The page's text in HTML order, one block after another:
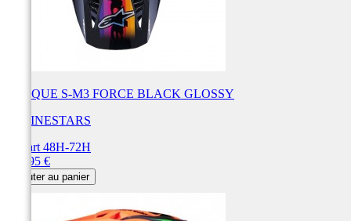
CASQUE S-M3 FORCE BLACK GLOSSY
ALPINESTARS
Départ 48H-72H
249,95 €
Ajouter au panier